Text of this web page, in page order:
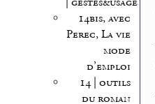
14bis, avec
Perec, La vie
mode
d’emploi
14 | outils
du roman